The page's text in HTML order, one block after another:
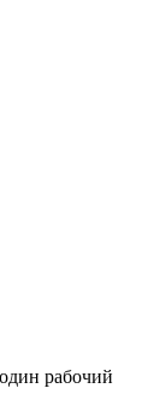
рабочий